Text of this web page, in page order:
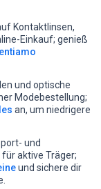
Kontaktlinsen,
Einkauf; genieß
und optische
Modebestellung;
an, um niedrigere
und
aktive Träger;
und sichere dir